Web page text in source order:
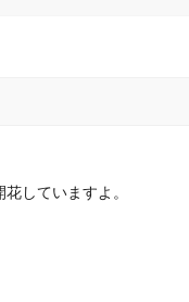
していますよ。